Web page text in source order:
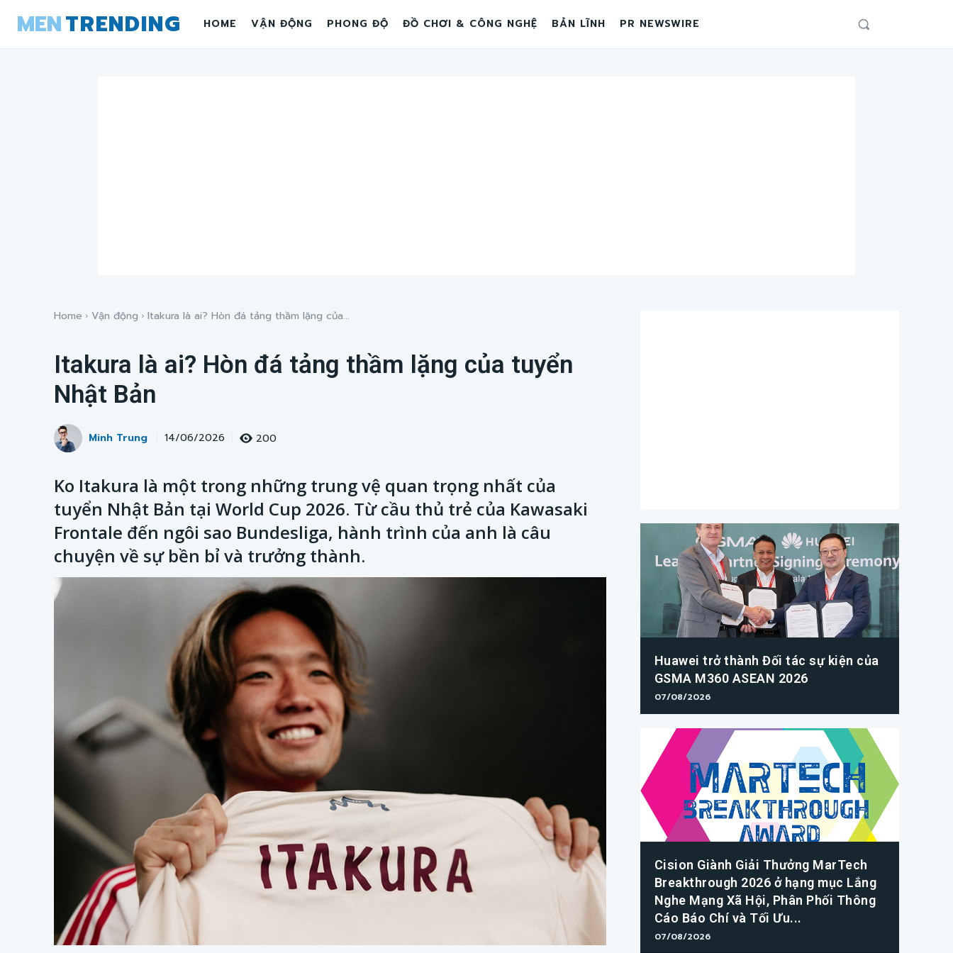
MENTRENDING HOME VẬN ĐỘNG PHONG ĐỘ ĐỒ CHƠI & CÔNG NGHỆ BẢN LĨNH PR NEWSWIRE
Home Vận động Itakura là ai? Hòn đá tảng thầm lặng của...
Itakura là ai? Hòn đá tảng thầm lặng của tuyển
Nhật Bản
Minh Trung 14/06/2026 200
Ko Itakura là một trong những trung vệ quan trọng nhất của
tuyển Nhật Bản tại World Cup 2026. Từ cầu thủ trẻ của Kawasaki
Frontale đến ngôi sao Bundesliga, hành trình của anh là câu
chuyện về sự bền bỉ và trưởng thành.
Huawei trở thành Đối tác sự kiện của
GSMA M360 ASEAN 2026
07/08/2026
Cision Giành Giải Thưởng MarTech
Breakthrough 2026 ở hạng mục Lắng
Nghe Mạng Xã Hội, Phân Phối Thông
Cáo Báo Chí và Tối Ưu...
07/08/2026